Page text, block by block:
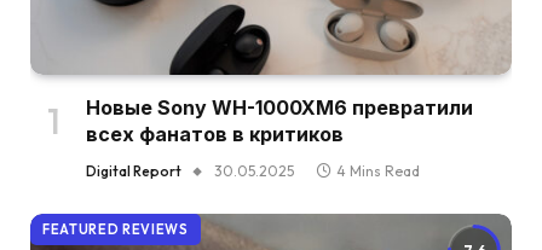
Новые Sony WH-1000XM6 превратили
всех фанатов в критиков
Digital Report 30.05.2025 4 Mins Read
FEATURED REVIEWS